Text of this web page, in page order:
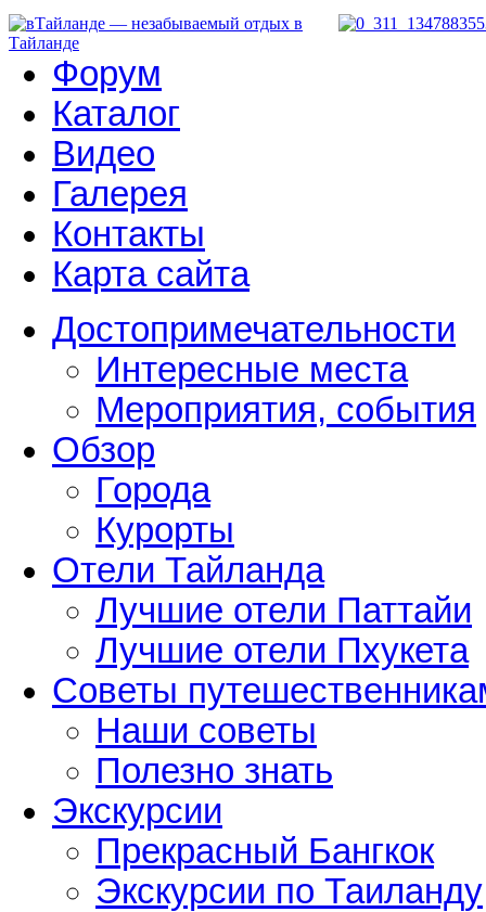
Форум
Каталог
Видео
Галерея
Контакты
Карта сайта
Достопримечательности
Интересные места
Мероприятия, события
Обзор
Города
Курорты
Отели Тайланда
Лучшие отели Паттайи
Лучшие отели Пхукета
Советы
Наши советы
Полезно знать
Экскурсии
Прекрасный Бангкок
Экскурсии по Таиланду